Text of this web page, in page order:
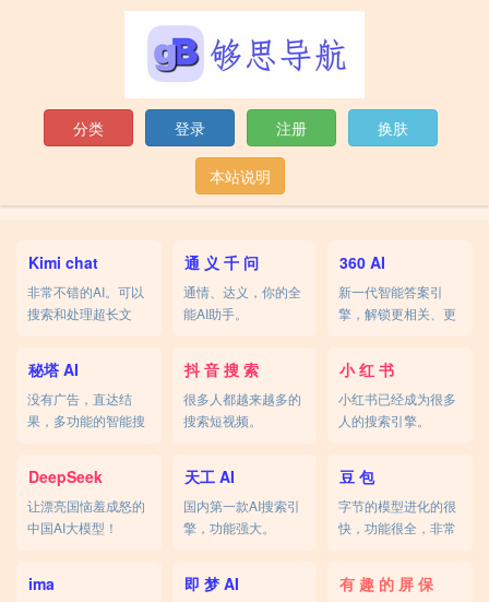
分类 登录 注册 换肤
本站说明
Kimi chat
非常不错的AI。可以
搜索和处理超长文
通 义 千 问
通情、达义，你的全
能AI助手。
360 AI
新一代智能答案引
擎，解锁更相关、更
秘塔 AI
没有广告，直达结
果，多功能的智能搜
抖 音 搜 索
很多人都越来越多的
搜索短视频。
小 红 书
小红书已经成为很多
人的搜索引擎。
DeepSeek
让漂亮国恼羞成怒的
中国AI大模型！
天工 AI
国内第一款AI搜索引
擎，功能强大。
豆 包
字节的模型进化的很
快，功能很全，非常
ima 即 梦 AI 有 趣 的 屏 保